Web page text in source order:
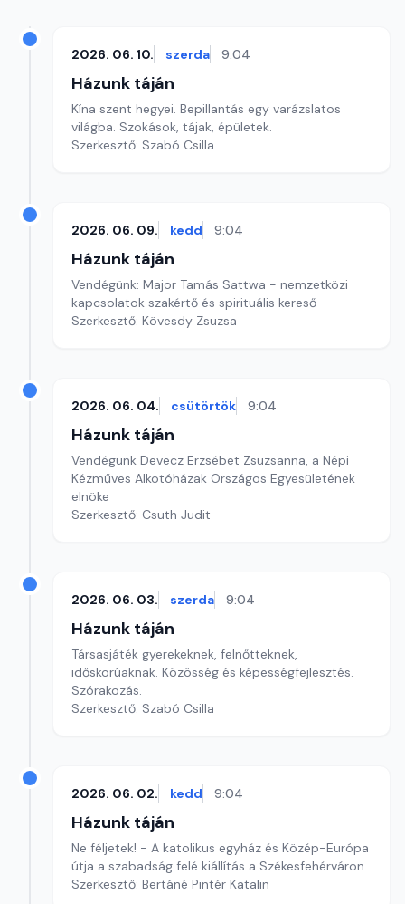
2026. 06. 10. szerda 9:04
Házunk táján
Kína szent hegyei. Bepillantás egy varázslatos
világba. Szokások, tájak, épületek.
Szerkesztő: Szabó Csilla
2026. 06. 09. kedd 9:04
Házunk táján
Vendégünk: Major Tamás Sattwa - nemzetközi
kapcsolatok szakértő és spirituális kereső
Szerkesztő: Kövesdy Zsuzsa
2026. 06. 04. csütörtök 9:04
Házunk táján
Vendégünk Devecz Erzsébet Zsuzsanna, a Népi
Kézműves Alkotóházak Országos Egyesületének
elnöke
Szerkesztő: Csuth Judit
2026. 06. 03. szerda 9:04
Házunk táján
Társasjáték gyerekeknek, felnőtteknek,
időskorúaknak. Közösség és képességfejlesztés.
Szórakozás.
Szerkesztő: Szabó Csilla
2026. 06. 02. kedd 9:04
Házunk táján
Ne féljetek! - A katolikus egyház és Közép-Európa
útja a szabadság felé kiállítás a Székesfehérváron
Szerkesztő: Bertáné Pintér Katalin